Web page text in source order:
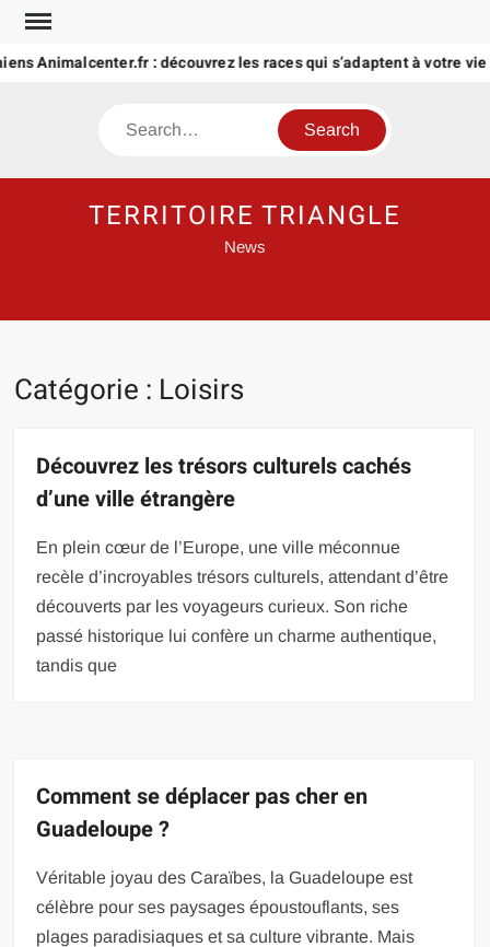
Skip
content
Animalcenter.fr : découvrez les races qui s’adaptent à votre vie
Search
TERRITOIRE TRIANGLE
News
Catégorie : Loisirs
Découvrez les trésors culturels cachés
d’une ville étrangère
En plein cœur de l’Europe, une ville méconnue
recèle d’incroyables trésors culturels, attendant d’être
découverts par les voyageurs curieux. Son riche
passé historique lui confère un charme authentique,
tandis que
Comment se déplacer pas cher en
Guadeloupe ?
Véritable joyau des Caraïbes, la Guadeloupe est
célèbre pour ses paysages époustouflants, ses
plages paradisiaques et sa culture vibrante. Mais